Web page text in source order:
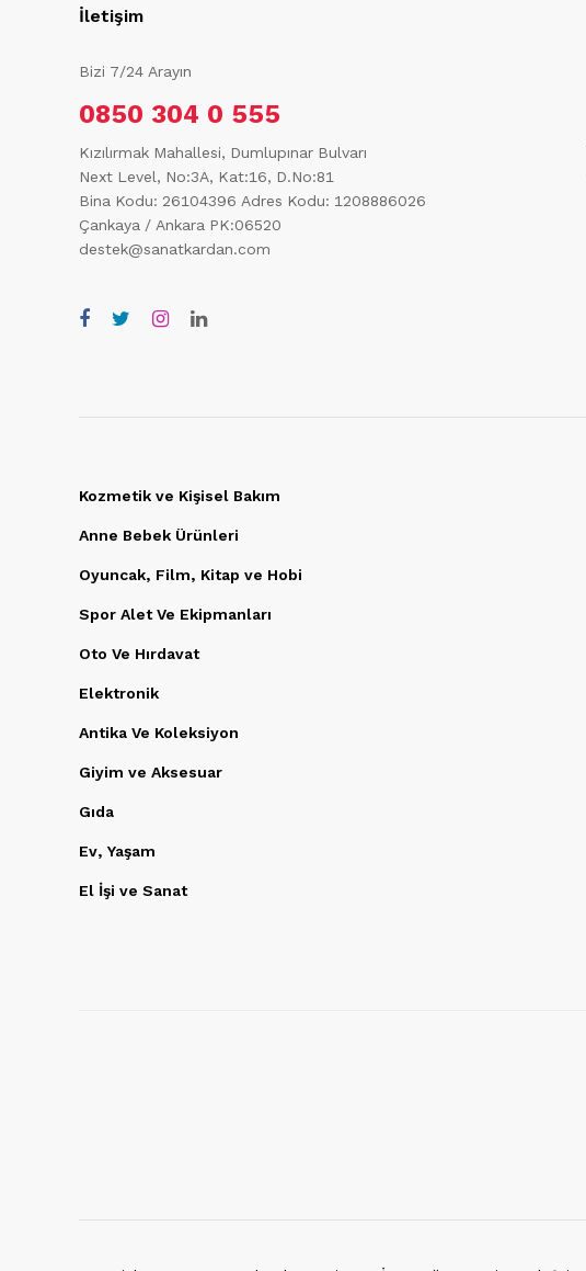
İletişim
Bizi 7/24 Arayın
0850 304 0 555
Kızılırmak Mahallesi, Dumlupınar Bulvarı
Next Level, No:3A, Kat:16, D.No:81
Bina Kodu: 26104396 Adres Kodu: 1208886026
Çankaya / Ankara PK:06520
destek@sanatkardan.com
Kozmetik ve Kişisel Bakım
Anne Bebek Ürünleri
Oyuncak, Film, Kitap ve Hobi
Spor Alet Ve Ekipmanları
Oto Ve Hırdavat
Elektronik
Antika Ve Koleksiyon
Giyim ve Aksesuar
Gıda
Ev, Yaşam
El İşi ve Sanat